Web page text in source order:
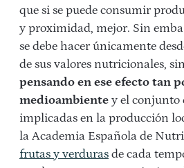
que si se puede consumir
y proximidad, mejor. Sin
se debe hacer únicamente
de sus valores nutricionales,
pensando en ese efecto tan
medioambiente y el conjunto
implicadas en la producción
la Academia Española de
frutas y verduras de cada